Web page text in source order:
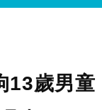
13歲男